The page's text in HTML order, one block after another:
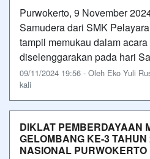
Purwokerto, 9 November
Samudera dari SMK
tampil memukau dalam
diselenggarakan pada hari
09/11/2024 19:56 - Oleh Eko Yuli
kali
DIKLAT PEMBERDAYAAN
GELOMBANG KE-3 TAHUN
NASIONAL PURWOKERTO